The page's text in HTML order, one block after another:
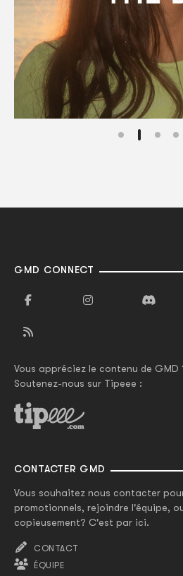
GMD CONNECT
Vous appréciez le contenu de GMD
Soutenez-nous sur Tipeee :
CONTACTER GMD
Vous souhaitez nous contacter
promotionnels, rejoindre l'équipe,
copieusement? C'est par ici.
CONTACT
ÉQUIPE